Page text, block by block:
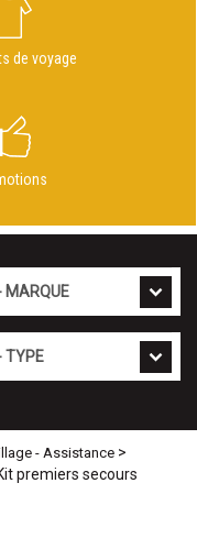
de voyage
- Assistance >
premiers secours